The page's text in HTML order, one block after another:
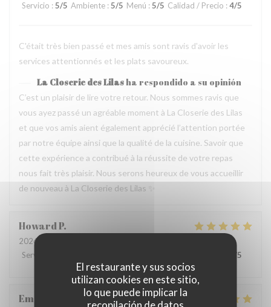
El restaurante y sus socios
utilizan cookies en este sitio,
lo que puede implicar la
Servicio : 5/5 Ambiente : 5/5 Menú : 5/5 Calidad / Precio : 4/5
C'était très bien passé et mes amis sont ravis d'avoir les
services attentionnés et les plats savoureux.
La Closerie des Lilasha respondido a su opinión
C’est un plaisir de lire votre retour. Nous sommes ravis que
vous ayez passé un agréable moment à La Closerie des Lilas
et que vos amis aient également apprécié l’attention portée
par notre équipe ainsi que la qualité de la cuisine. Savoir que
cette expérience a contribué à la réussite de votre repas
nous fait très plaisir. Nous serons heureux de vous accueillir
de nouveau à La Closerie des Lilas ✨
HowardP
2026-07-31
Servicio
/5
Emanuele